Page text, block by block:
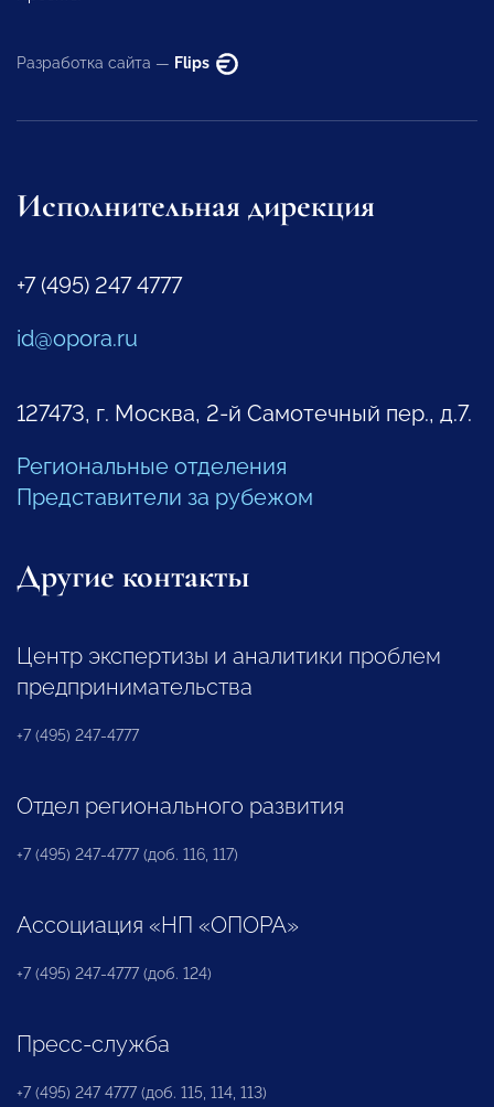
Разработка сайта — Flips
Исполнительная дирекция
+7 (495) 247 4777
id@opora.ru
127473, г. Москва, 2-й Самотечный пер., д.7.
Региональные отделения
Представители за рубежом
Другие контакты
Центр экспертизы и аналитики проблем
предпринимательства
+7 (495) 247-4777
Отдел регионального развития
+7 (495) 247-4777 (доб. 116, 117)
Ассоциация «НП «ОПОРА»
+7 (495) 247-4777 (доб. 124)
Пресс-служба
+7 (495) 247 4777 (доб. 115, 114, 113)